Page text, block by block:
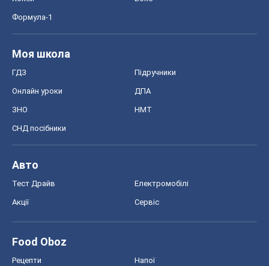
Формула-1
Моя школа
ГДЗ Підручники
Онлайн уроки ДПА
ЗНО НМТ
СНД посібники
Авто
Тест Драйв Електромобілі
Акції Сервіс
Food Oboz
Рецепти Напої